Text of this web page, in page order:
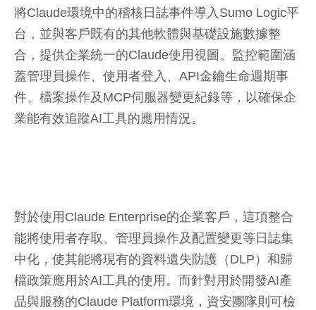
將Claude環境中的稽核日誌事件導入Sumo Logic平
台，並與客戶既有的其他軟體與基礎設施數據整
合，提供企業統一的Claude使用視圖。監控範圍涵
蓋管理員操作、使用者登入、API金鑰生命週期事
件、檔案操作及MCP伺服器變更紀錄等，以確保企
業能有效追蹤AI工具的應用情況。
對於使用Claude Enterprise的企業客戶，這項整合
能將使用者存取、管理員操作及配置變更等日誌集
中化，使其能將現有的資料遺失防護（DLP）和歸
檔政策應用於AI工具的使用。而針對用於開發AI產
品與服務的Claude Platform環境，資安團隊則可檢